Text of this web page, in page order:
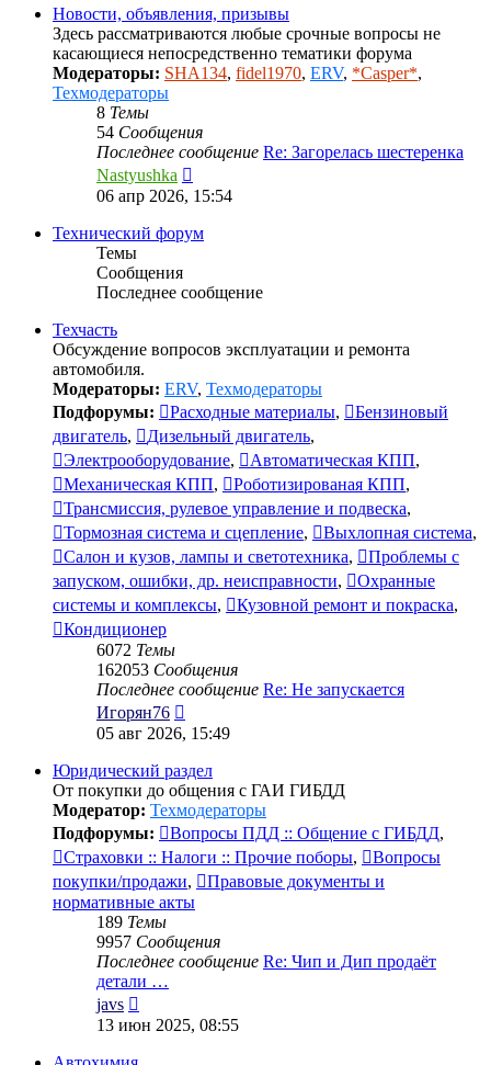
сообщению
Новости, объявления, призывы
Здесь рассматриваются любые срочные вопросы не
касающиеся непосредственно тематики форума
Модераторы: SHA134, fidel1970, ERV, *Casper*,
Техмодераторы
8 Темы
54 Сообщения
Последнее сообщение Re: Загорелась шестеренка
Nastyushka
к
сообщению
06 апр 2026, 15:54
Технический форум
Темы
Сообщения
Последнее сообщение
Техчасть
Обсуждение вопросов эксплуатации и ремонта
автомобиля.
Модераторы: ERV, Техмодераторы
Подфорумы:
Расходные материалы,
Бензиновый
двигатель, Дизельный двигатель,
Электрооборудование, Автоматическая КПП,
Механическая КПП, Роботизированая КПП,
Трансмиссия, рулевое управление и подвеска,
Тормозная система и сцепление, Выхлопная система,
Салон и кузов, лампы и светотехника,
Проблемы с
запуском, ошибки, др. неисправности,
Охранные
системы и комплексы, Кузовной ремонт и покраска,
Кондиционер
6072 Темы
162053 Сообщения
Последнее сообщение Re: Не запускается
Игорян76
к
сообщению
05 авг 2026, 15:49
Юридический раздел
От покупки до общения с ГАИ ГИБДД
Модератор: Техмодераторы
Подфорумы:
Вопросы ПДД :: Общение с ГИБДД,
Страховки :: Налоги :: Прочие поборы,
Вопросы
покупки/продажи,
Правовые документы и
нормативные акты
189 Темы
9957 Сообщения
Последнее сообщение Re: Чип и Дип продаёт
детали …
javs
к
13 июн 2025, 08:55